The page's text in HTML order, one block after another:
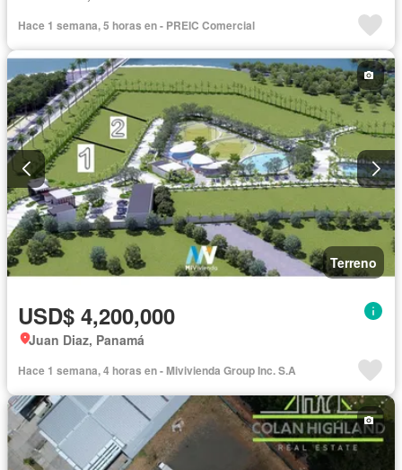
Hace 1 semana, 5 horas en - PREIC Comercial
Terreno
USD$ 4,200,000
Juan Diaz, Panamá
Hace 1 semana, 4 horas en - Mivivienda Group Inc. S.A